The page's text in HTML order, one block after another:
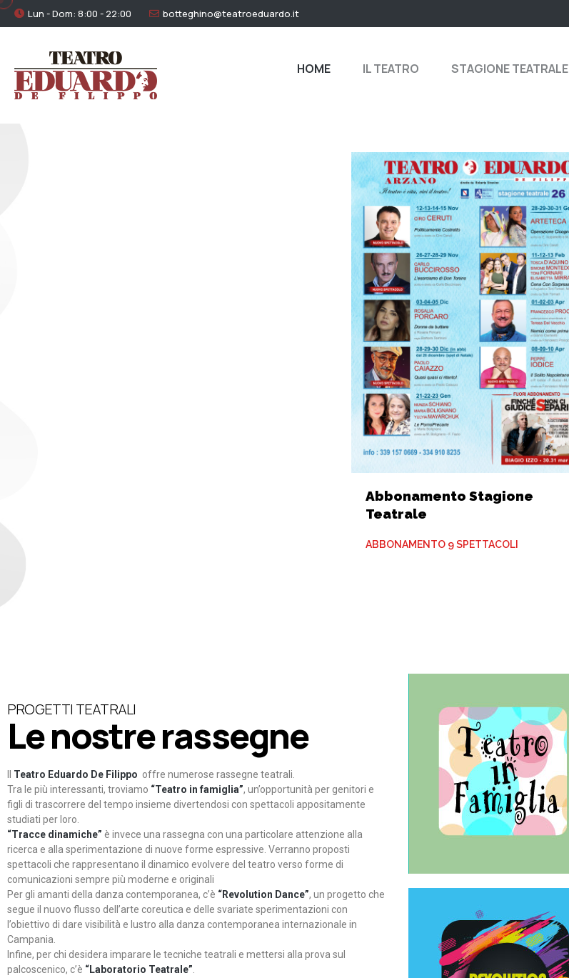
Lun - Dom: 8:00 - 22:00 botteghino@teatroeduardo.it
HOME IL TEATRO STAGIONE TEATRALE
Abbonamento Stagione
Teatrale
ABBONAMENTO 9 SPETTACOLI
PROGETTI TEATRALI
Le nostre rassegne
Teatro Eduardo De Filippo offre numerose rassegne teatrali.
Tra le più interessanti, troviamo “Teatro in famiglia”, un’opportunità per genitori e
figli di trascorrere del tempo insieme divertendosi con spettacoli appositamente
studiati per loro.
“Tracce dinamiche” è invece una rassegna con una particolare attenzione alla
ricerca e alla sperimentazione di nuove forme espressive. Verranno proposti
spettacoli che rappresentano il dinamico evolvere del teatro verso forme di
comunicazioni sempre più moderne e originali
Per gli amanti della danza contemporanea, c’è “Revolution Dance”, un progetto che
segue il nuovo flusso dell’arte coreutica e delle svariate sperimentazioni con
l’obiettivo di dare visibilità e lustro alla danza contemporanea internazionale in
Campania.
Infine, per chi desidera imparare le tecniche teatrali e mettersi alla prova sul
palcoscenico, c’è “Laboratorio Teatrale”
Teatro in famiglia
Teatro In Famiglia è una
rassegna di teatro concepita
per far condividere e godere
del teatro all’intera famiglia.
Continua
Continua